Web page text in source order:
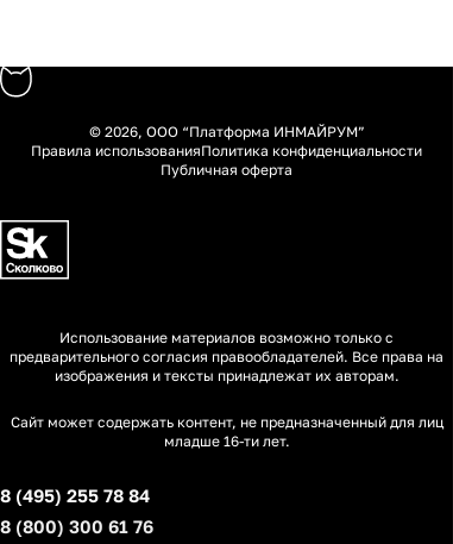
© 2026, ООО “Платформа ИНМАЙРУМ”
Правила использованияПолитика конфиденциальности
Публичная оферта
Использование материалов возможно только с
предварительного согласия правообладателей. Все права на
изображения и тексты принадлежат их авторам.
Сайт может содержать контент, не предназначенный для лиц
младше 16-ти лет.
8 (495) 255 78 84
8 (800) 300 61 76